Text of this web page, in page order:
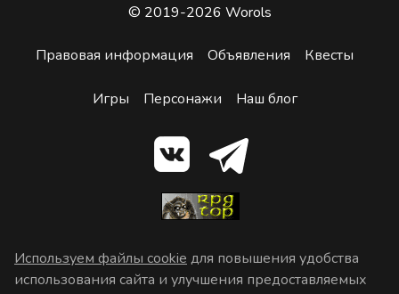
© 2019-2026 Worols
Правовая информация Объявления Квесты
Игры Персонажи Наш блог
Используем файлы cookie для повышения удобства
использования сайта и улучшения предоставляемых